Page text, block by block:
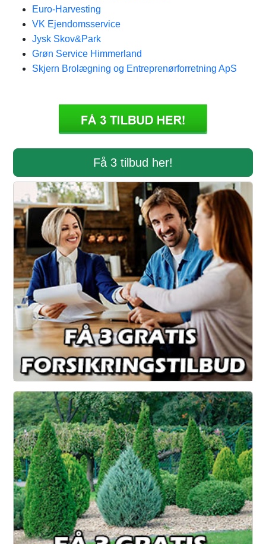
Euro-Harvesting
VK Ejendomsservice
Jysk Skov&Park
Grøn Service Himmerland
Skjern Brolægning og Entreprenørforretning ApS
Få 3 tilbud her!